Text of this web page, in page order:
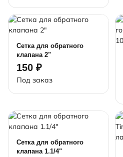
Сетка для обратного
клапана 2"
150 ₽
Под заказ
Сетка для обратного
клапана 1.1/4"